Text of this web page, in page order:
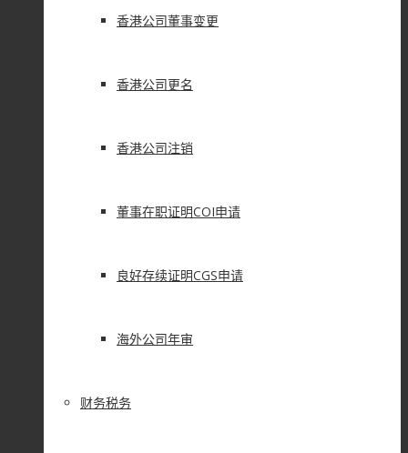
香港公司董事变更
香港公司更名
香港公司注销
董事在职证明COI申请
良好存续证明CGS申请
海外公司年审
财务税务